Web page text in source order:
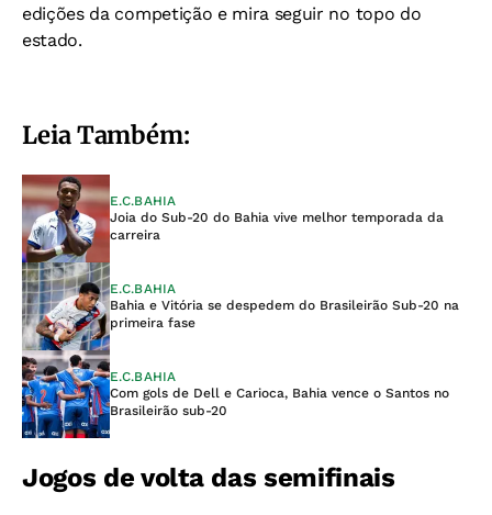
edições da competição e mira seguir no topo do
estado.
Leia Também:
E.C.BAHIA
Joia do Sub-20 do Bahia vive melhor temporada da
carreira
E.C.BAHIA
Bahia e Vitória se despedem do Brasileirão Sub-20 na
primeira fase
E.C.BAHIA
Com gols de Dell e Carioca, Bahia vence o Santos no
Brasileirão sub-20
Jogos de volta das semifinais